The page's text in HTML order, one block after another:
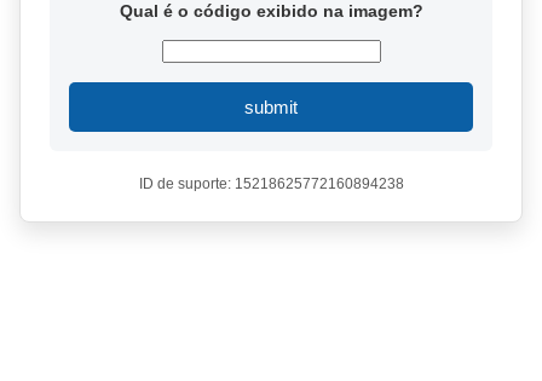
Qual é o código exibido na imagem?
submit
ID de suporte: 15218625772160894238